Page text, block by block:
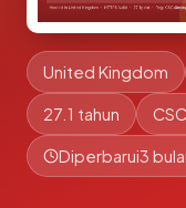
United Kingdom
27.1 tahun
Diperbarui3